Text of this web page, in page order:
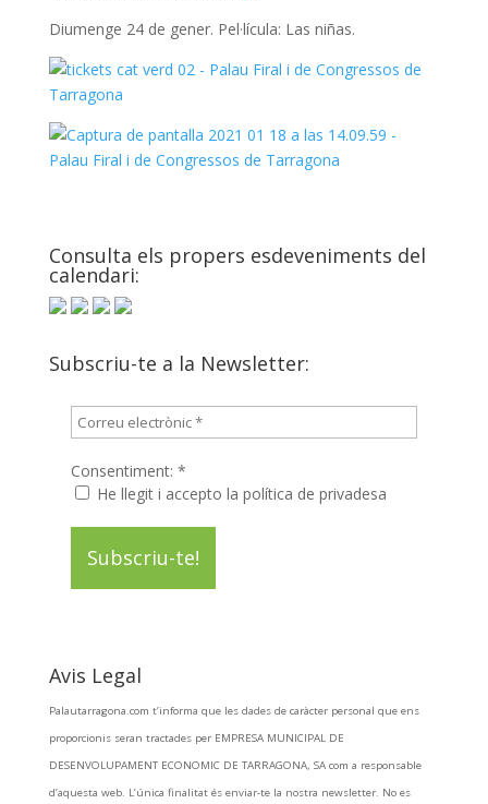
Diumenge 24 de gener. Pel·lícula: Las niñas.
Consulta els propers esdeveniments del
calendari:
Subscriu-te a la Newsletter:
Consentiment: *
He llegit i accepto la política de privadesa
Avis Legal
Palautarragona.com t’informa que les dades de caràcter personal que ens
proporcionis seran tractades per EMPRESA MUNICIPAL DE
DESENVOLUPAMENT ECONOMIC DE TARRAGONA, SA com a responsable
d’aquesta web. L’única finalitat és enviar-te la nostra newsletter. No es